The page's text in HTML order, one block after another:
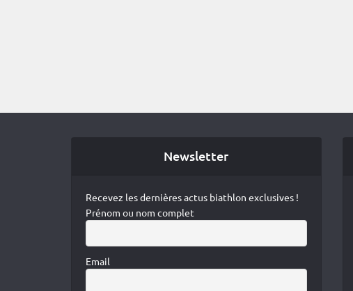
Newsletter
Recevez les dernières actus biathlon exclusives !
Prénom ou nom complet
Email